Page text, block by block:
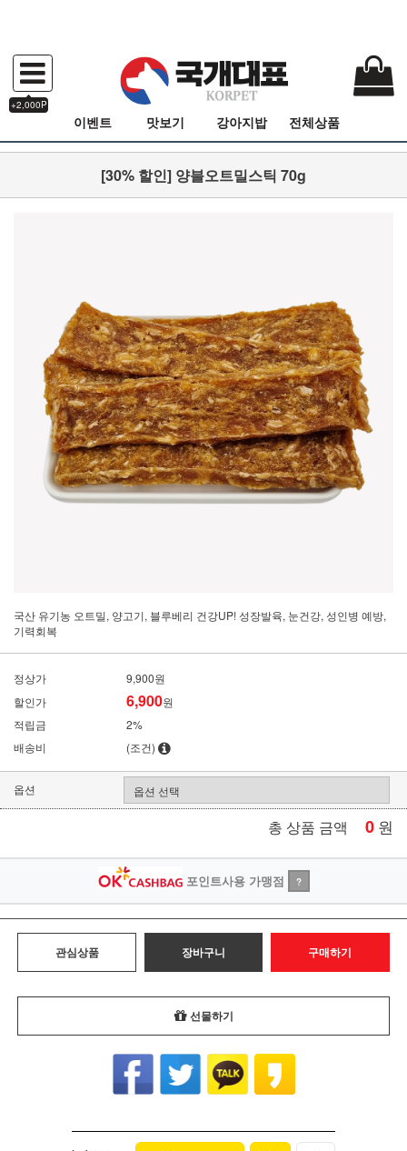
+2,000P
이벤트 맛보기 강아지밥 전체상품
[30% 할인] 양블오트밀스틱 70g
국산 유기농 오트밀, 양고기, 블루베리 건강UP! 성장발육, 눈건강, 성인병 예방,
기력회복
정상가
9,900원
할인가
6,900원
적립금
2%
배송비
(조건)
옵션
총 상품 금액 0 원
포인트사용 가맹점 ?
관심상품 장바구니 구매하기
선물하기